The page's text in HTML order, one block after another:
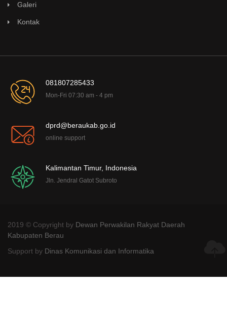
Galeri
Kontak
081807285433
Mon-Fri 07:30 am - 4 pm
dprd@beraukab.go.id
online support
Kalimantan Timur, Indonesia
Jln. Jendral Gatot Subroto
2019 © Copyright by Dewan Perwakilan Rakyat Daerah
Kabupaten Berau
Support by Dinas Komunikasi dan Informatika